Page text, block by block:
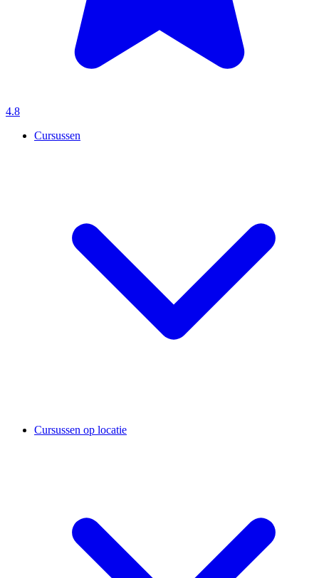
4.8
Cursussen
Cursussen op locatie